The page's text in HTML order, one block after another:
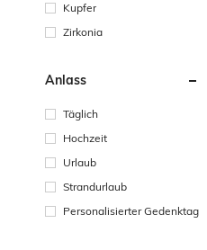
Kupfer
Zirkonia
Anlass
Täglich
Hochzeit
Urlaub
Strandurlaub
Personalisierter Gedenktag